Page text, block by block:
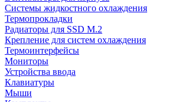
Системы жидкостного охлаждения
Термопрокладки
Радиаторы для SSD M.2
Крепление для систем охлаждения
Термоинтерфейсы
Мониторы
Устройства ввода
Клавиатуры
Мыши